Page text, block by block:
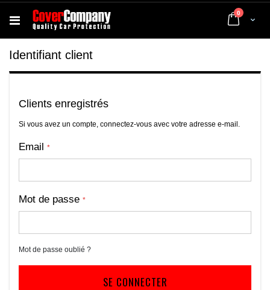
Cart
0 articles
Identifiant client
Clients enregistrés
Si vous avez un compte, connectez-vous avec votre adresse e-mail.
Email
Mot de passe
Mot de passe oublié ?
SE CONNECTER